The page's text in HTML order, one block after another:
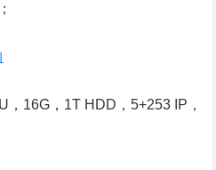
，16G，1T HDD，5+253 IP，